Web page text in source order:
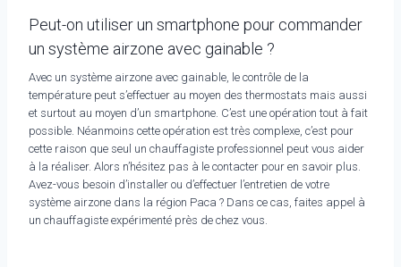
Peut-on utiliser un smartphone pour commander
un système airzone avec gainable ?
Avec un système airzone avec gainable, le contrôle de la
température peut s’effectuer au moyen des thermostats mais aussi
et surtout au moyen d’un smartphone. C’est une opération tout à fait
possible. Néanmoins cette opération est très complexe, c’est pour
cette raison que seul un chauffagiste professionnel peut vous aider
à la réaliser. Alors n’hésitez pas à le contacter pour en savoir plus.
Avez-vous besoin d’installer ou d’effectuer l’entretien de votre
système airzone dans la région Paca ? Dans ce cas, faites appel à
un chauffagiste expérimenté près de chez vous.